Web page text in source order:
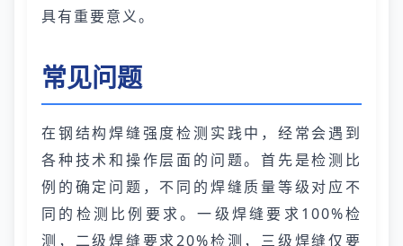
具有重要意义。
常见问题
在钢结构焊缝强度检测实践中，经常会遇到
各种技术和操作层面的问题。首先是检测比
例的确定问题，不同的焊缝质量等级对应不
同的检测比例要求。一级焊缝要求100%检
测，二级焊缝要求20%检测，三级焊缝仅要